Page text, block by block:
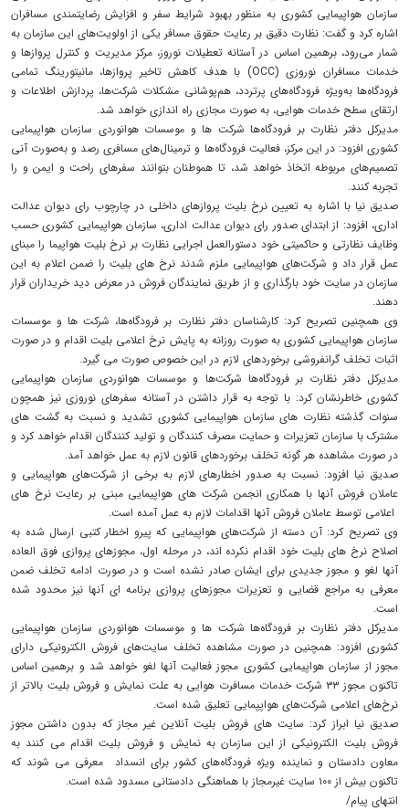
سازمان هواپیمایی کشوری به منظور بهبود شرایط سفر و افزایش رضایتمندی مسافران
اشاره کرد و گفت: نظارت دقیق بر رعایت حقوق مسافر یکی از اولویت‌های این سازمان به
شمار می‌رود، برهمین اساس در آستانه تعطیلات نوروز، مرکز مدیریت و کنترل پروازها و
خدمات مسافران نوروزی (OCC) با هدف کاهش تاخیر پروازها، مانیتورینگ تمامی
فرودگاه‌ها به‌ویژه فرودگاه‌های پرتردد، هم‌پوشانی مشکلات شرکت‌ها، پردازش اطلاعات و
ارتقای سطح خدمات هوایی، به صورت مجازی راه اندازی خواهد شد.
مدیرکل دفتر نظارت بر فرودگاه‌ها شرکت ها و موسسات هوانوردی سازمان هواپیمایی
کشوری افزود: در این مرکز، فعالیت فرودگاه‌ها و ترمینال‌های مسافری رصد و به‌صورت آنی
تصمیم‌های مربوطه اتخاذ خواهد شد، تا هموطنان بتوانند سفرهای راحت و ایمن و را
تجربه کنند.
صدیق نیا با اشاره به تعیین نرخ بلیت پروازهای داخلی در چارچوب رای دیوان عدالت
اداری، افزود: از ابتدای صدور رای دیوان عدالت اداری، سازمان هواپیمایی کشوری حسب
وظایف نظارتی و حاکمیتی خود دستورالعمل اجرایی نظارت بر نرخ بلیت هواپیما را مبنای
عمل قرار داد و شرکت‌های هواپیمایی ملزم شدند نرخ های بلیت را ضمن اعلام به این
سازمان در سایت خود بارگذاری و از طریق نمایندگان فروش در معرض دید خریداران قرار
دهند.
وی همچنین تصریح کرد: کارشناسان دفتر نظارت بر فرودگاه‌ها، شرکت ها و موسسات
سازمان هواپیمایی کشوری به صورت روزانه به پایش نرخ اعلامی بلیت اقدام و در صورت
اثبات تخلف گرانفروشی برخوردهای لازم در این خصوص صورت می گیرد.
مدیرکل دفتر نظارت بر فرودگاه‌ها شرکت‌ها و موسسات هوانوردی سازمان هواپیمایی
کشوری خاطرنشان کرد: با توجه به قرار داشتن در آستانه سفرهای نوروزی نیز همچون
سنوات گذشته نظارت های سازمان هواپیمایی کشوری تشدید و نسبت به گشت های
مشترک با سازمان تعزیرات و حمایت مصرف کنندگان و تولید کنندگان اقدام خواهد کرد و
در صورت مشاهده هر گونه تخلف برخوردهای قانون لازم به عمل خواهد آمد.
صدیق نیا افزود: نسبت به صدور اخطارهای لازم به برخی از شرکت‌های هواپیمایی و
عاملان فروش آنها با همکاری انجمن شرکت های هواپیمایی مبنی بر رعایت نرخ های
اعلامی توسط عاملان فروش آنها اقدامات لازم به عمل آمده است.
وی تصریح کرد: آن دسته از شرکت‌های هواپیمایی که پیرو اخطار کتبی ارسال شده به
اصلاح نرخ های بلیت خود اقدام نکرده اند، در مرحله اول، مجوزهای پروازی فوق العاده
آنها لغو و مجوز جدیدی برای ایشان صادر نشده است و در صورت ادامه تخلف ضمن
معرفی به مراجع قضایی و تعزیرات مجوزهای پروازی برنامه ای آنها نیز محدود شده
است.
مدیرکل دفتر نظارت بر فرودگاه‌ها شرکت ها و موسسات هوانوردی سازمان هواپیمایی
کشوری افزود: همچنین در صورت مشاهده تخلف سایت‌های فروش الکترونیکی دارای
مجوز از سازمان هواپیمایی کشوری مجوز فعالیت آنها لغو خواهد شد و برهمین اساس
تاکنون مجوز ۳۳ شرکت خدمات مسافرت هوایی به علت نمایش و فروش بلیت بالاتر از
نرخ‌های اعلامی شرکت‌های هواپپمایی تعلیق شده است.
صدیق نیا ابراز کرد: سایت های فروش بلیت آنلاین غیر مجاز که بدون داشتن مجوز
فروش بلیت الکترونیکی از این سازمان به نمایش و فروش بلیت اقدام می کنند به
معاون دادستان و نماینده ویژه فرودگاه‌های کشور برای انسداد معرفی می شوند که
تاکنون بیش از ۱۰۰ سایت غیرمجاز با هماهنگی دادستانی مسدود شده است.
انتهای پیام/